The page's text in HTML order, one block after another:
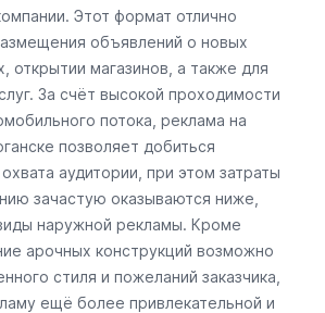
Этот формат отлично
объявлений о новых
открытии магазинов, а также для
За счёт высокой проходимости
потока, реклама на
позволяет добиться
аудитории, при этом затраты
зачастую оказываются ниже,
наружной рекламы. Кроме
арочных конструкций возможно
стиля и пожеланий заказчика,
ещё более привлекательной и